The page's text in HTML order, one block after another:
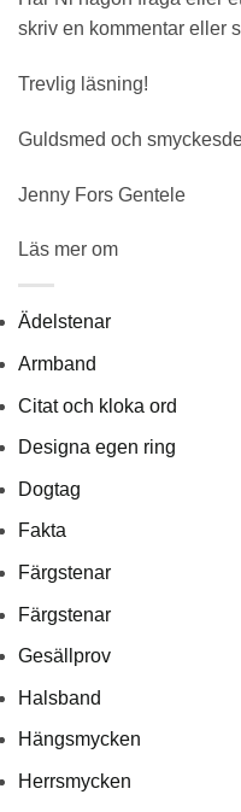
skriv en kommentar eller
Trevlig läsning!
Guldsmed och
Jenny Fors Gentele
Läs mer om
Ädelstenar
Armband
Citat och kloka ord
Designa egen ring
Dogtag
Fakta
Färgstenar
Färgstenar
Gesällprov
Halsband
Hängsmycken
Herrsmycken